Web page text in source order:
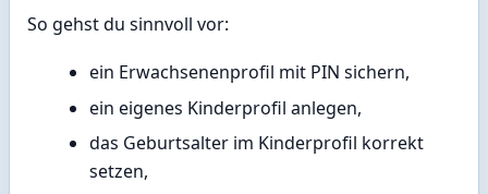
So gehst du sinnvoll vor:
ein Erwachsenenprofil mit PIN sichern,
ein eigenes Kinderprofil anlegen,
das Geburtsalter im Kinderprofil korrekt
setzen,